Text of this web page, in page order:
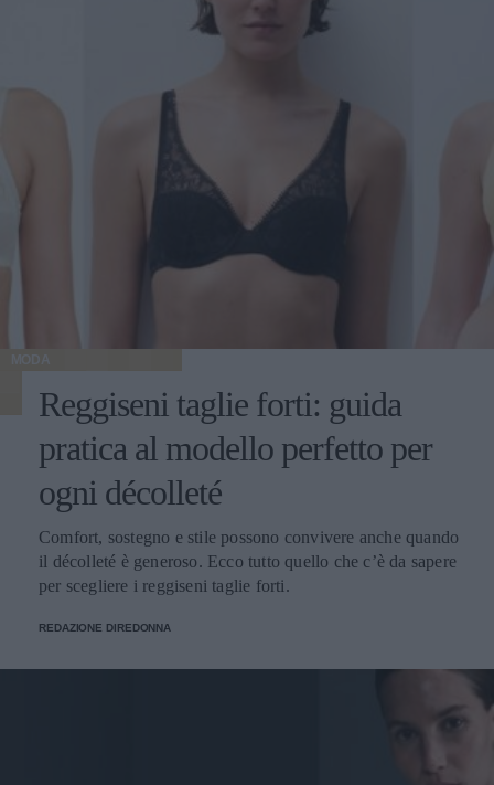
MODA
Reggiseni taglie forti: guida
pratica al modello perfetto per
ogni décolleté
Comfort, sostegno e stile possono convivere anche quando
il décolleté è generoso. Ecco tutto quello che c’è da sapere
per scegliere i reggiseni taglie forti.
REDAZIONE DIREDONNA